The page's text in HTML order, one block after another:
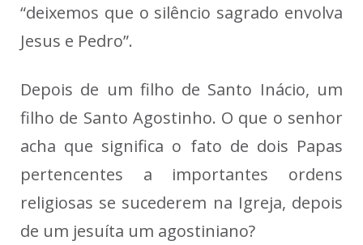
“deixemos que o silêncio sagrado envolva
Jesus e Pedro”.
Depois de um filho de Santo Inácio, um
filho de Santo Agostinho. O que o senhor
acha que significa o fato de dois Papas
pertencentes a importantes ordens
religiosas se sucederem na Igreja, depois
de um jesuíta um agostiniano?